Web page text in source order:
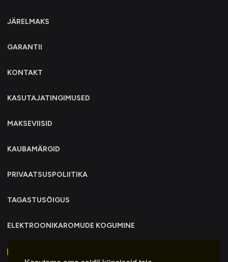
JÄRELMAKS
GARANTII
KONTAKT
KASUTAJATINGIMUSED
MAKSEVIISID
KAUBAMÄRGID
PRIVAATSUSPOLIITIKA
TAGASTUSÕIGUS
ELEKTROONIKAROMUDE KOGUMINE